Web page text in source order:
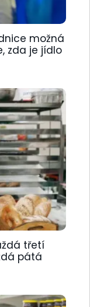
možná
zda je jídlo
třetí
pátá